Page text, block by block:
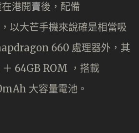
港開賣後，配備
以大芒手機來說確是相當吸
660 處理器外，其
64GB ROM ，搭載
大容量電池。